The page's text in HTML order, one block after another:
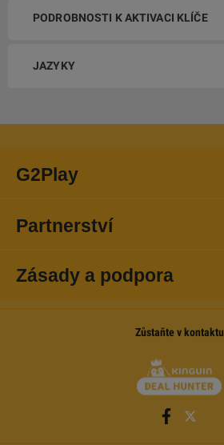
PODROBNOSTI K AKTIVACI KLÍČE
JAZYKY
G2Play
Partnerství
Zásady a podpora
Zůstaňte v kontaktu